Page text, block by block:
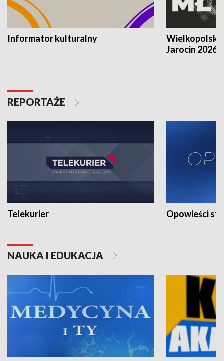
Informator kulturalny
Jarocin 2026
REPORTAŻE
Telekurier Opowieści
NAUKA I EDUKACJA